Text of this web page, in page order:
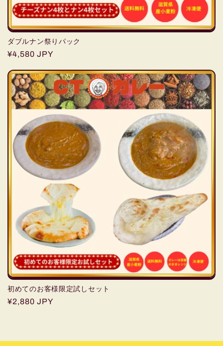
ダブルナン祭りパック
通
価
格
¥4,580 JPY
初めてのお客様限定試しセット
通
¥2,880 JPY